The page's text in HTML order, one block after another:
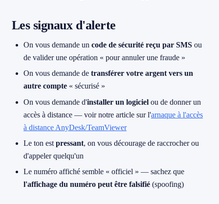
Les signaux d'alerte
On vous demande un code de sécurité reçu par SMS ou
de valider une opération « pour annuler une fraude »
On vous demande de transférer votre argent vers un
autre compte « sécurisé »
On vous demande d'installer un logiciel ou de donner un
accès à distance — voir notre article sur l'arnaque à l'accès
à distance AnyDesk/TeamViewer
Le ton est pressant, on vous décourage de raccrocher ou
d'appeler quelqu'un
Le numéro affiché semble « officiel » — sachez que
l'affichage du numéro peut être falsifié (spoofing)